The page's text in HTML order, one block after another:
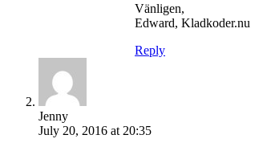
Vänligen,
Edward, Kladkoder.nu
Reply
Jenny
July 20, 2016 at 20:35